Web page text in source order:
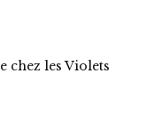
chez les Violets